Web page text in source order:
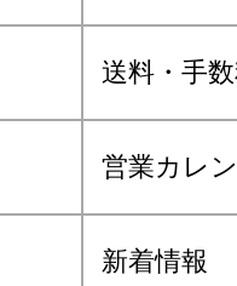
送料・手
営業カレ
新着情報